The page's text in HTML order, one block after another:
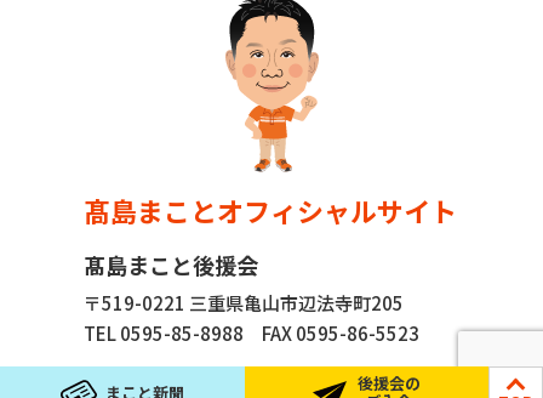
まこと新聞 後援会の
髙島まことオフィシャルサイト
髙島まこと後援会
〒519-0221 三重県亀山市辺法寺町205
TEL 0595-85-8988 FAX 0595-86-5523